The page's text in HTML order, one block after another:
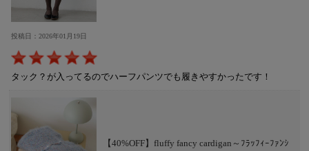
投稿日：2026年01月19日
タック？が入ってるのでハーフパンツでも履きやすかったです！
【40%OFF】fluffy fancy cardigan～ﾌﾗｯﾌｨｰﾌｧﾝｼ